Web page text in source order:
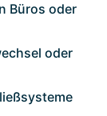
Büros oder
oder